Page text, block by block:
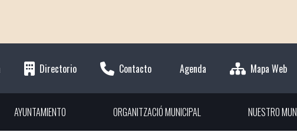
Directorio Contacto Agenda Mapa Web
AYUNTAMIENTO ORGANITZACIÓ MUNICIPAL NUESTRO